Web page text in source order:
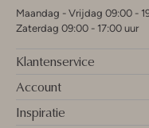
Maandag - Vrijdag 09:00 -
Zaterdag 09:00 - 17:00 uur
Klantenservice
Account
Inspiratie